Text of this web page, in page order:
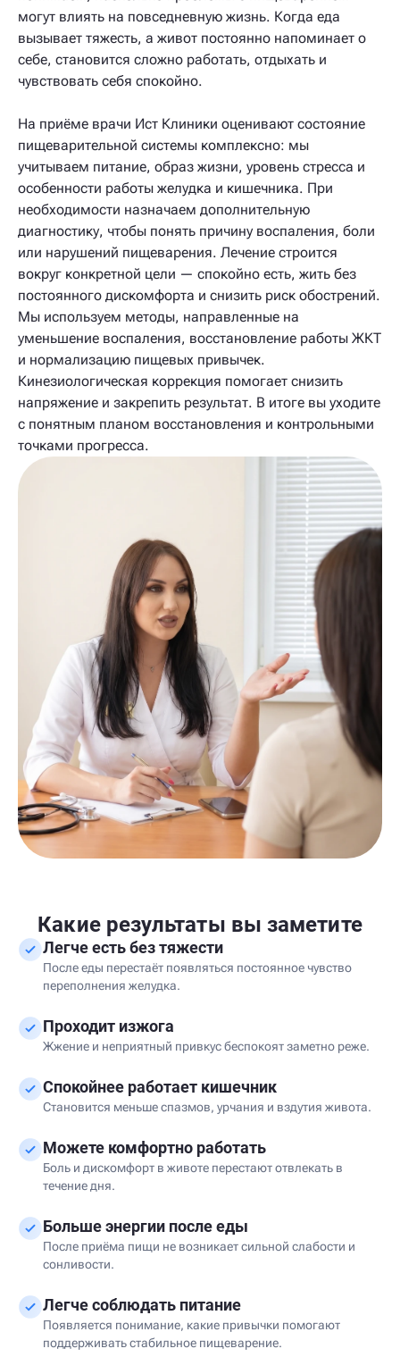
могут влиять на повседневную жизнь. Когда еда
вызывает тяжесть, а живот постоянно напоминает о
себе, становится сложно работать, отдыхать и
чувствовать себя спокойно.
На приёме врачи Ист Клиники оценивают состояние
пищеварительной системы комплексно: мы
учитываем питание, образ жизни, уровень стресса и
особенности работы желудка и кишечника. При
необходимости назначаем дополнительную
диагностику, чтобы понять причину воспаления, боли
или нарушений пищеварения. Лечение строится
вокруг конкретной цели — спокойно есть, жить без
постоянного дискомфорта и снизить риск обострений.
Мы используем методы, направленные на
уменьшение воспаления, восстановление работы ЖКТ
и нормализацию пищевых привычек.
Кинезиологическая коррекция помогает снизить
напряжение и закрепить результат. В итоге вы уходите
с понятным планом восстановления и контрольными
точками прогресса.
Какие результаты вы заметите
Легче есть без тяжести
После еды перестаёт появляться постоянное чувство
переполнения желудка.
Проходит изжога
Жжение и неприятный привкус беспокоят заметно реже.
Спокойнее работает кишечник
Становится меньше спазмов, урчания и вздутия живота.
Можете комфортно работать
Боль и дискомфорт в животе перестают отвлекать в
течение дня.
Больше энергии после еды
После приёма пищи не возникает сильной слабости и
сонливости.
Легче соблюдать питание
Появляется понимание, какие привычки помогают
поддерживать стабильное пищеварение.